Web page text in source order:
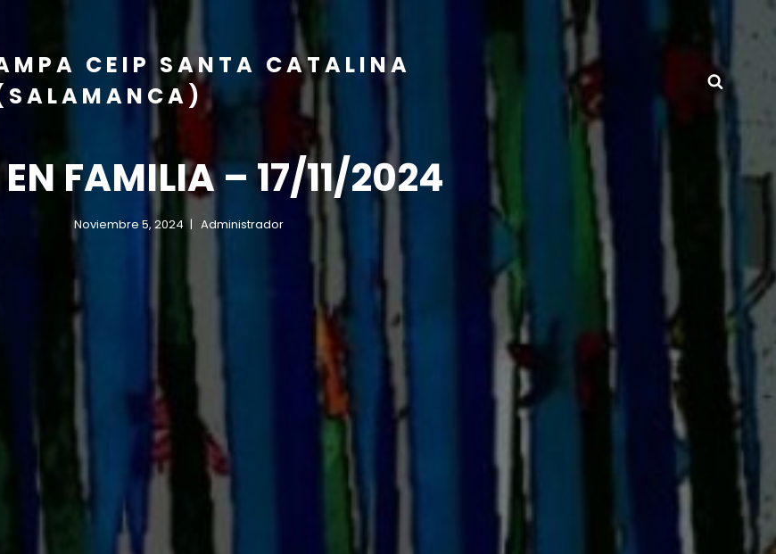
CEIP SANTA CATALINA
FAMILIA – 17/11/2024
Noviembre 5, 2024 Administrador